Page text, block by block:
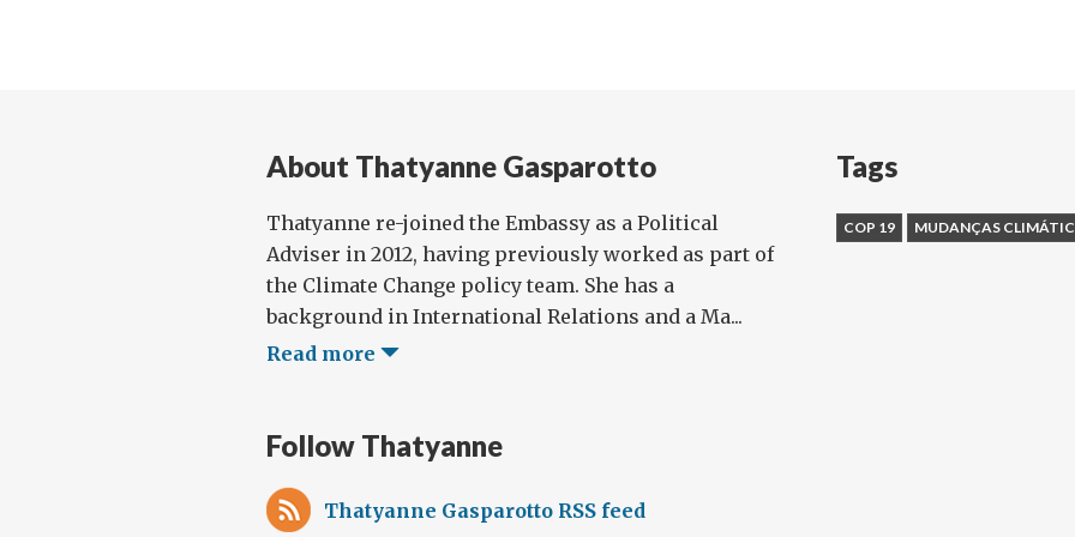
About Thatyanne Gasparotto
Thatyanne re-joined the Embassy as a Political
Adviser in 2012, having previously worked as part of
the Climate Change policy team. She has a
background in International Relations and a Ma...
Read more
Follow Thatyanne
Thatyanne Gasparotto RSS feed
Tags
COP 19 MUDANÇAS